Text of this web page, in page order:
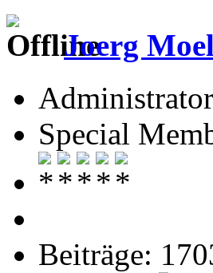
Joerg
Administrator
Special
Beiträge: